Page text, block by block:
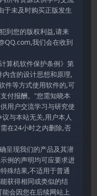
于未及时购买正版发生
到您的版权利益,请来
我们会在收到
算机软件保护条例》第
内含的设计思想和原理,
件等方式使用软件的,可
付报酬。”您需知晓本
用户交流学习与研究使
与本站无关,用户本人
在24小时之内删除,否
呈现我们的产品及其潜
例的声明均可应要求进
殊结果,不适用于普通
获得相同或类似的结
会因您在后续网站上